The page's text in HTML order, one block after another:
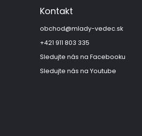
Kontakt
obchod@mlady-vedec.sk
+421 911 803 335
Sledujte nás na Facebooku
Sledujte nás na Youtube